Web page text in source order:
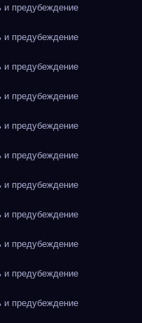
предубеждение
предубеждение
предубеждение
предубеждение
предубеждение
предубеждение
предубеждение
предубеждение
предубеждение
предубеждение
предубеждение